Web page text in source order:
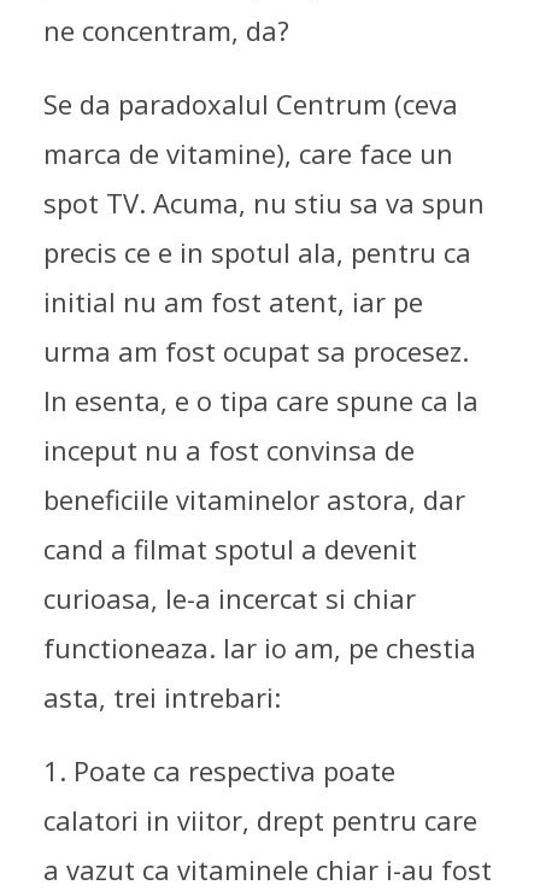
ne concentram, da?
Se da paradoxalul Centrum (ceva
marca de vitamine), care face un
spot TV. Acuma, nu stiu sa va spun
precis ce e in spotul ala, pentru ca
initial nu am fost atent, iar pe
urma am fost ocupat sa procesez.
In esenta, e o tipa care spune ca la
inceput nu a fost convinsa de
beneficiile vitaminelor astora, dar
cand a filmat spotul a devenit
curioasa, le-a incercat si chiar
functioneaza. Iar io am, pe chestia
asta, trei intrebari:
1. Poate ca respectiva poate
calatori in viitor, drept pentru care
a vazut ca vitaminele chiar i-au fost